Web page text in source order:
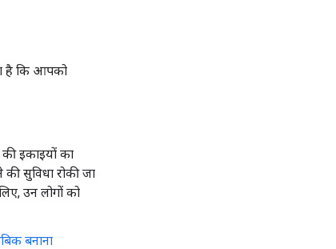
है कि आपको
इकाइयों का
सुविधा रोकी जा
उन लोगों को
बनाना